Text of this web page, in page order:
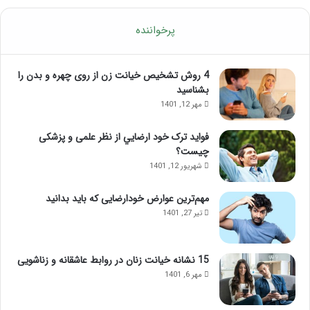
پرخواننده
4 روش تشخیص خیانت زن از روی چهره و بدن را
بشناسید
مهر 12, 1401
فواید ترک خود ارضايي از نظر علمی و پزشکی
چیست؟
شهریور 12, 1401
مهم‌ترین عوارض خودارضایی که باید بدانید
تیر 27, 1401
15 نشانه خیانت زنان در روابط عاشقانه و زناشویی
مهر 6, 1401